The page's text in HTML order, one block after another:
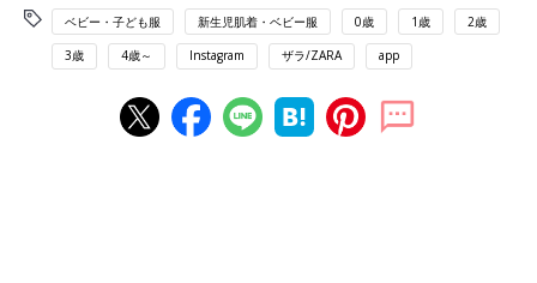
ベビー・子ども服 新生児肌着・ベビー服 0歳 1歳 2歳
3歳 4歳～ Instagram ザラ/ZARA app